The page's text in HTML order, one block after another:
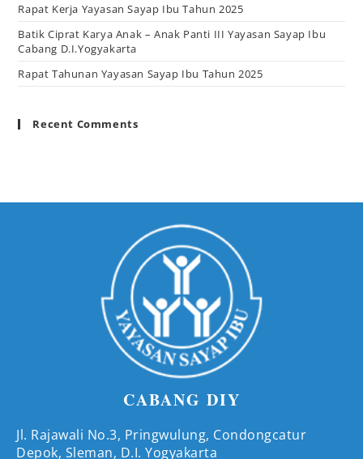
Rapat Kerja Yayasan Sayap Ibu Tahun 2025
Batik Ciprat Karya Anak – Anak Panti III Yayasan Sayap Ibu
Cabang D.I.Yogyakarta
Rapat Tahunan Yayasan Sayap Ibu Tahun 2025
Recent Comments
CABANG DIY
Jl. Rajawali No.3, Pringwulung, Condongcatur
Depok, Sleman, D.I. Yogyakarta